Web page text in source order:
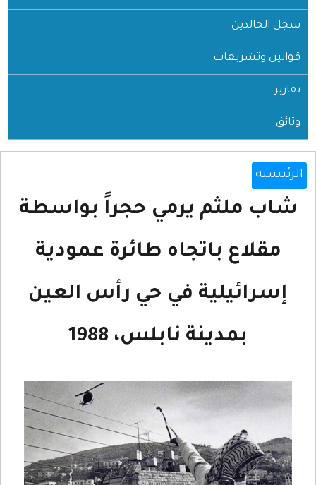
سجل الخالدين
قوانين وتشريعات
تقارير
وثائق
الرئيسية
شاب ملثم يرمي حجراً بواسطة
مقلاع باتجاه طائرة عمودية
إسرائيلية في حي رأس العين
بمدينة نابلس، 1988